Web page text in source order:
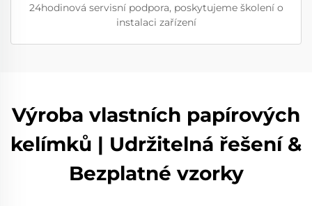
24hodinová servisní podpora, poskytujeme školení o
instalaci zařízení
Výroba vlastních papírových
kelímků | Udržitelná řešení &
Bezplatné vzorky